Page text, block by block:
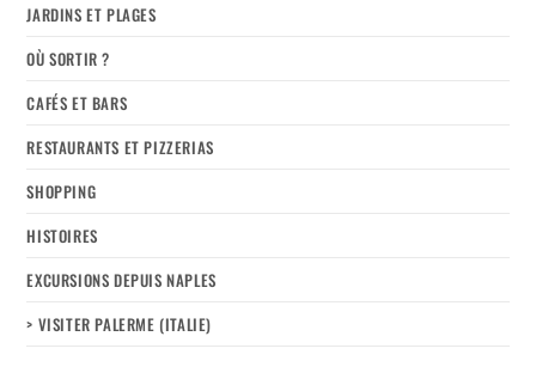
JARDINS ET PLAGES
OÙ SORTIR ?
CAFÉS ET BARS
RESTAURANTS ET PIZZERIAS
SHOPPING
HISTOIRES
EXCURSIONS DEPUIS NAPLES
> VISITER PALERME (ITALIE)